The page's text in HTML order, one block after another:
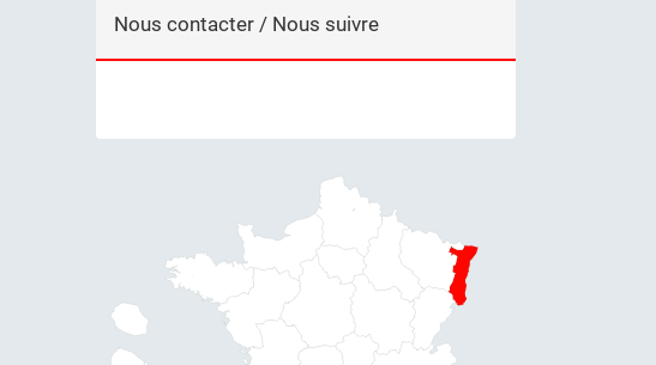
Nous contacter / Nous suivre